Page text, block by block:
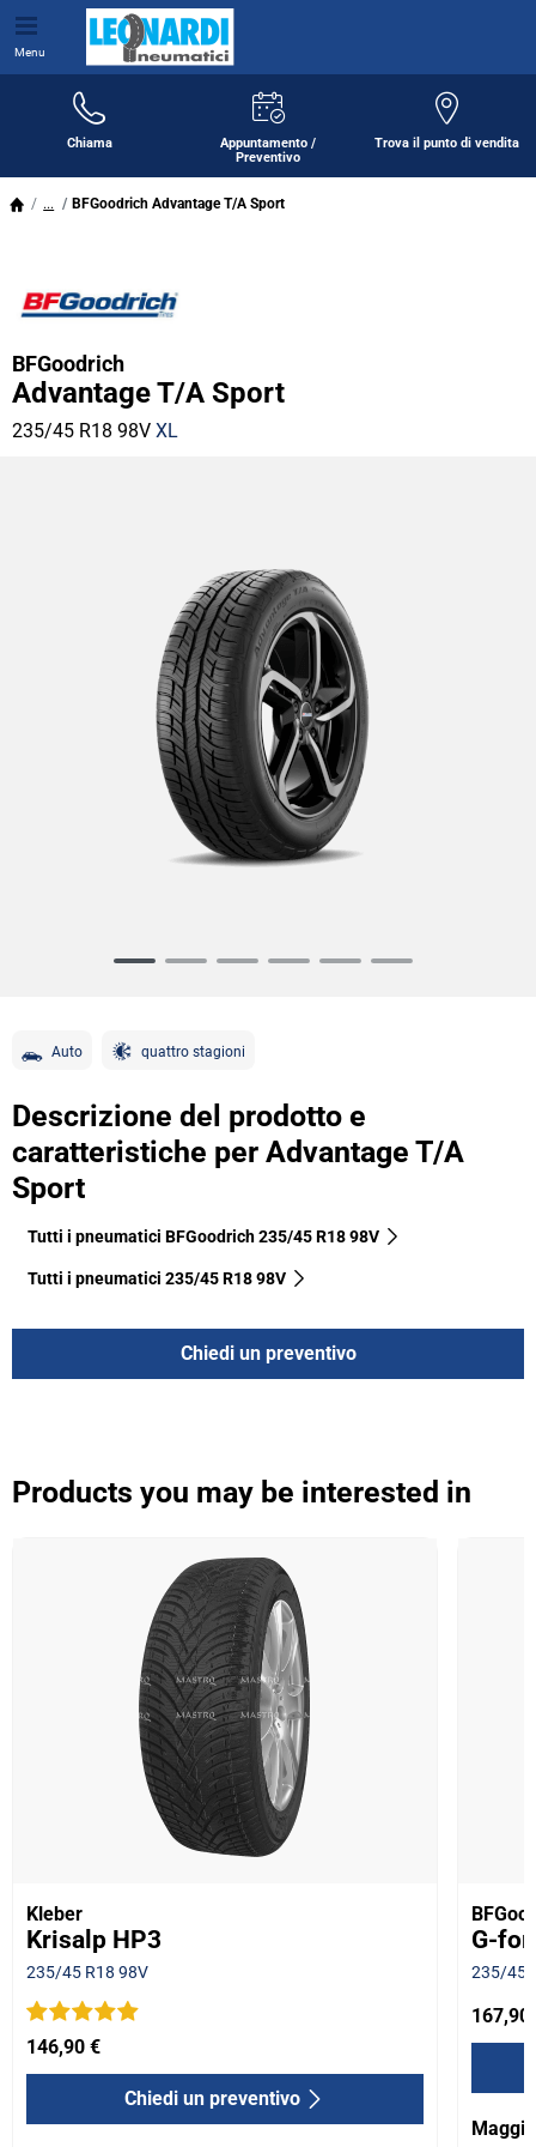
Menu
Chiama
Appuntamento /
Preventivo
Trova il punto di vendita
... BFGoodrich Advantage T/A Sport
BFGoodrich
Advantage T/A Sport
235/45 R18 98V XL
Auto quattro stagioni
Descrizione del prodotto e
caratteristiche per Advantage T/A
Sport
Tutti i pneumatici BFGoodrich 235/45 R18 98V
Tutti i pneumatici‎ 235/45 R18 98V
Chiedi un preventivo
Products you may be interested in
Kleber
Krisalp HP3
235/45 R18 98V
146,90 €
Chiedi un preventivo
G-
235/45
167,90